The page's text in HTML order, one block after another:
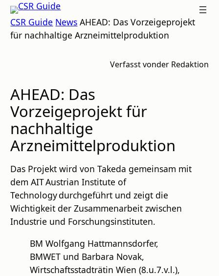
Zum
Inhalt
springen
CSR
GUIDE
CSR Guide News AHEAD: Das Vorzeigeprojekt
für nachhaltige Arzneimittelproduktion
Verfasst vonder Redaktion
AHEAD: Das
Vorzeigeprojekt für
nachhaltige
Arzneimittelproduktion
Das Projekt wird von Takeda gemeinsam mit
dem AIT Austrian Institute of
Technology durchgeführt und zeigt die
Wichtigkeit der Zusammenarbeit zwischen
Industrie und Forschungsinstituten.
BM Wolfgang Hattmannsdorfer,
BMWET und Barbara Novak,
Wirtschaftsstadträtin Wien (8.u.7.v.l.),